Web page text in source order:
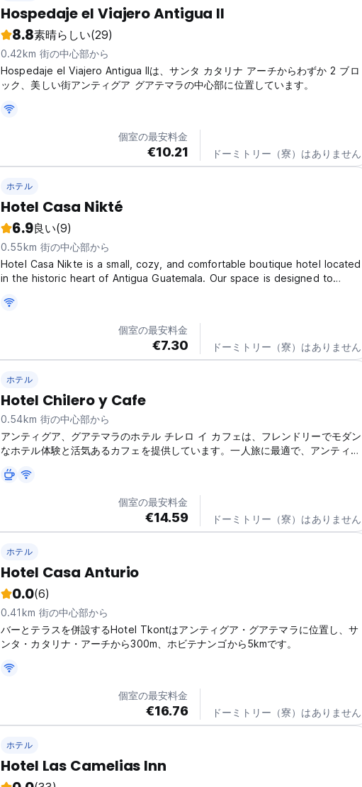
Hospedaje el Viajero Antigua II
8.8素晴らしい(29)
0.42km 街の中心部から
Hospedaje el Viajero Antigua IIは、サンタ カタリナ アーチからわずか 2 ブロ
ック、美しい街アンティグア グアテマラの中心部に位置しています。
個室の最安料金
€10.21 ドーミトリー（寮）はありません
ホテル
Hotel Casa Nikté
6.9良い(9)
0.55km 街の中心部から
Hotel Casa Nikte is a small, cozy, and comfortable boutique hotel located
in the historic heart of Antigua Guatemala. Our space is designed to
excellent location, and the colonial charm of...
個室の最安料金
€7.30 ドーミトリー（寮）はありません
ホテル
Hotel Chilero y Cafe
0.54km 街の中心部から
アンティグア、グアテマラのホテル チレロ イ カフェは、フレンドリーでモダン
なホテル体験と活気あるカフェを提供しています。一人旅に最適で、アンティグ
translated from original language)
個室の最安料金
€14.59 ドーミトリー（寮）はありません
ホテル
Hotel Casa Anturio
0.0(6)
0.41km 街の中心部から
バーとテラスを併設するHotel Tkontはアンティグア・グアテマラに位置し、サ
ンタ・カタリナ・アーチから300m、ホビテナンゴから5kmです。
個室の最安料金
€16.76 ドーミトリー（寮）はありません
ホテル
Hotel Las Camelias Inn